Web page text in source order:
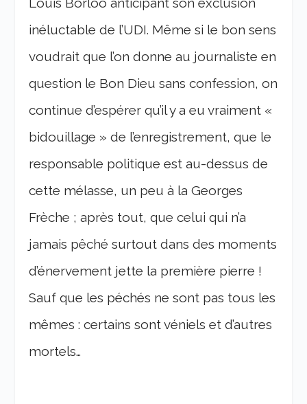
inéluctable de l’UDI. Même si le bon sens
voudrait que l’on donne au journaliste en
question le Bon Dieu sans confession, on
continue d’espérer qu’il y a eu vraiment «
bidouillage » de l’enregistrement, que le
responsable politique est au-dessus de
cette mélasse, un peu à la Georges
Frèche ; après tout, que celui qui n’a
jamais pêché surtout dans des moments
d’énervement jette la première pierre !
Sauf que les péchés ne sont pas tous les
mêmes : certains sont véniels et d’autres
mortels…